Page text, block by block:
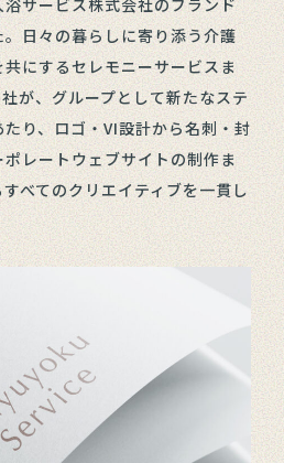
サービス株式会社のブランド
日々の暮らしに寄り添う介護
にするセレモニーサービスま
が、グループとして新たなステ
り、ロゴ・VI設計から名刺・封
レートウェブサイトの制作ま
べてのクリエイティブを一貫し